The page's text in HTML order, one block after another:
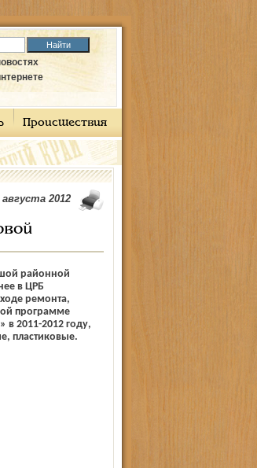
Происшествия
2012
районной
в ЦРБ
ремонта,
программе
2011-2012 году,
пластиковые.